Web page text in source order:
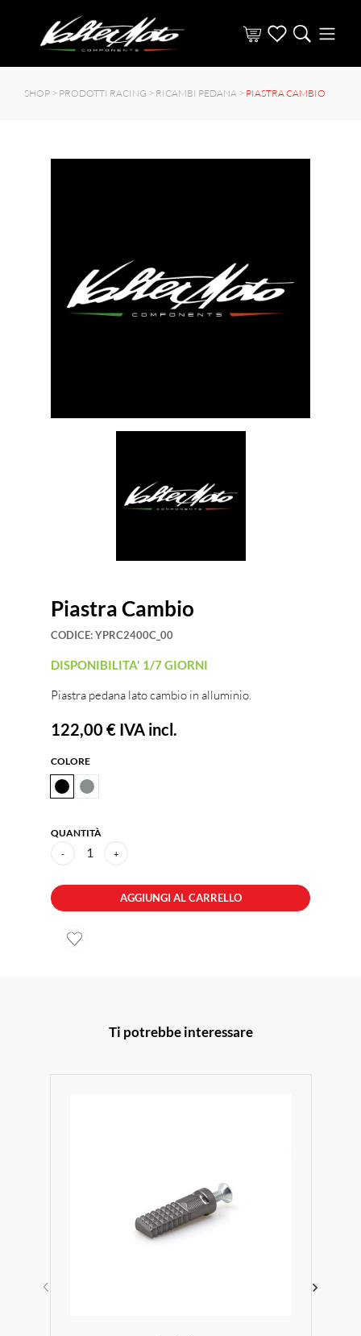
SHOP > PRODOTTI RACING > RICAMBI PEDANA > PIASTRA CAMBIO
Piastra Cambio
CODICE:YPRC2400C_00
DISPONIBILITA' 1/7 GIORNI
Piastra pedana lato cambio in alluminio.
122,00 € IVA incl.
COLORE
QUANTITÀ
- 1 +
AGGIUNGI AL CARRELLO
Ti potrebbe interessare